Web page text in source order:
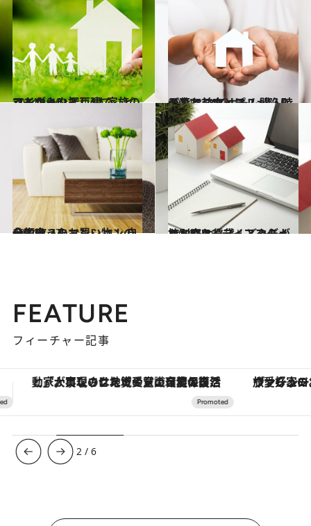
2014.10.6
マンションと戸建て、どっちがよい？ 4人家族のマイホーム探し
ライフスタイル 2014.8.31
子育て前カップルが陥りがちな マイホーム購入時の落とし穴とは？
ライフスタイル
2014.7.27
一生モノのお買い物！ 自分に合ったマンションの金額は？
ライフスタイル 2014.6.29
持ち家と賃貸、どっちがおトク!? ライフスタイル別にケース・スタディ
ライフスタイル
FEATURE
フィーチャー記事
ヴァシュロン・コンスタンタン「オーヴァーシーズ・オートマティック」。旅愛好家のお気に入りコレクションから、ジェンダーレスな新作が登場
3 /6